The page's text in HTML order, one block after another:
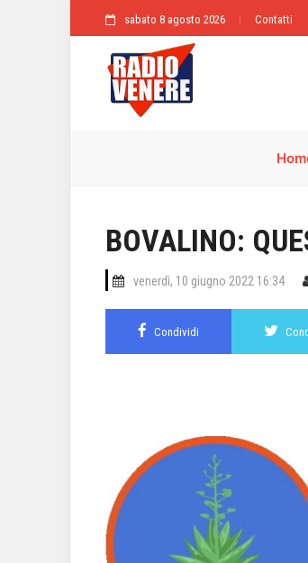
sabato 8 agosto 2026 Contatti
BOVALINO:
venerdì, 10 giugno 2022 16:34
Condividi